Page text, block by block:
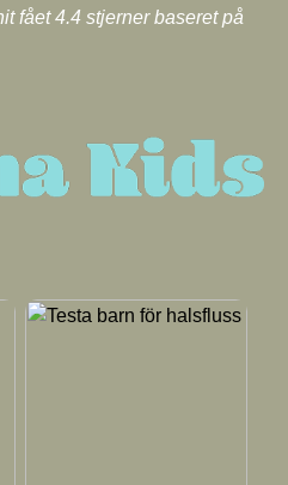
fået4.4 stjerner baseret på